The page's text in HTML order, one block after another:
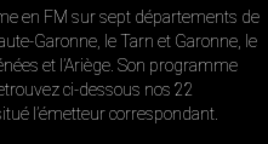
en FM sur sept départements de
Garonne, le Tarn et Garonne, le
et l’Ariège. Son programme
ci-dessous nos 22
l’émetteur correspondant.